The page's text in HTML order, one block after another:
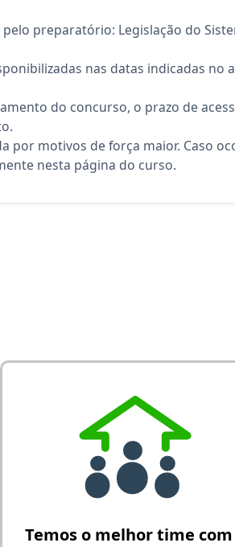
preparatório: Legislação do
nas datas indicadas no
do concurso, o prazo de
motivos de força maior. Caso
nesta página do curso.
Temos o melhor time com